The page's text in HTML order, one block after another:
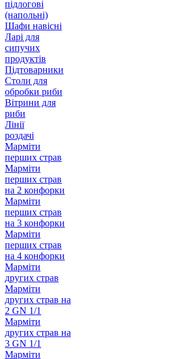
підлогові
(напольні)
Шафи навісні
Ларі для
сипучих
продуктів
Підтоварники
Столи для
обробки риби
Вітрини для
риби
Лінії
роздачі
Марміти
перших страв
Марміти
перших страв
на 2 конфорки
Марміти
перших страв
на 3 конфорки
Марміти
перших страв
на 4 конфорки
Марміти
других страв
Марміти
других страв на
2 GN 1/1
Марміти
других страв на
3 GN 1/1
Марміти